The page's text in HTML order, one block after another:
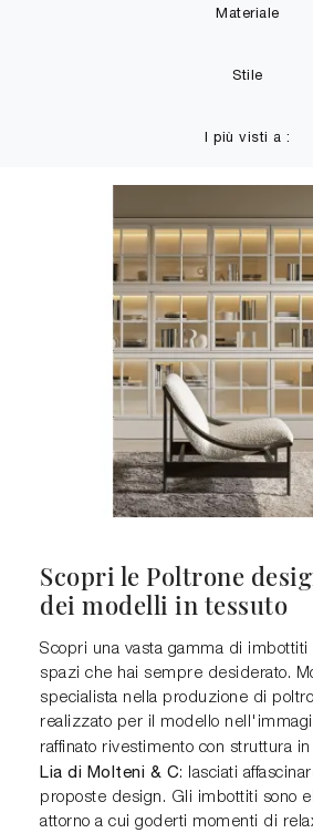
Materiale
Stile
I più visti a :
Scopri le Poltrone
dei modelli in tessuto
Scopri una vasta gamma di imbottiti
spazi che hai sempre desiderato.
specialista nella produzione di
realizzato per il modello
raffinato rivestimento con struttura in
Lia di Molteni & C: lasciati
proposte design. Gli imbottiti sono
attorno a cui goderti momenti di